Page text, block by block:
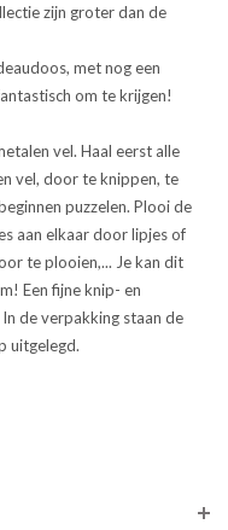
zijn groter dan de
met nog een
om te krijgen!
vel. Haal eerst alle
vel, door te knippen, te
puzzelen. Plooi de
aan elkaar door lipjes of
te plooien,... Je kan dit
Een fijne knip- en
de verpakking staan de
uitgelegd.